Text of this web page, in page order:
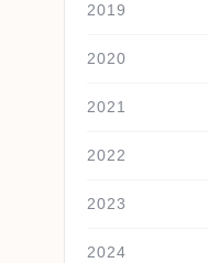
2019
2020
2021
2022
2023
2024